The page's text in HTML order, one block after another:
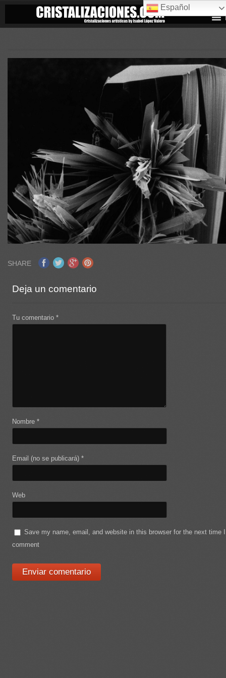
SHARE
Deja un comentario
Tu comentario*
Nombre*
Email (no se publicará)*
Web
Save my name, email, and website in this browser for the next time I
comment
Español